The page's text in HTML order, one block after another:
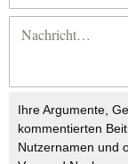
Ihre Argumente,
kommentierten
Nutzernamen und